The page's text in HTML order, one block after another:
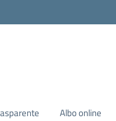
Albo online